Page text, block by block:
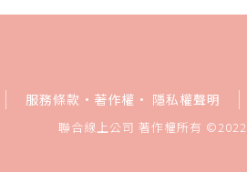
服務條款 · 著作權 · 隱私權聲明
聯合線上公司 著作權所有 ©2022